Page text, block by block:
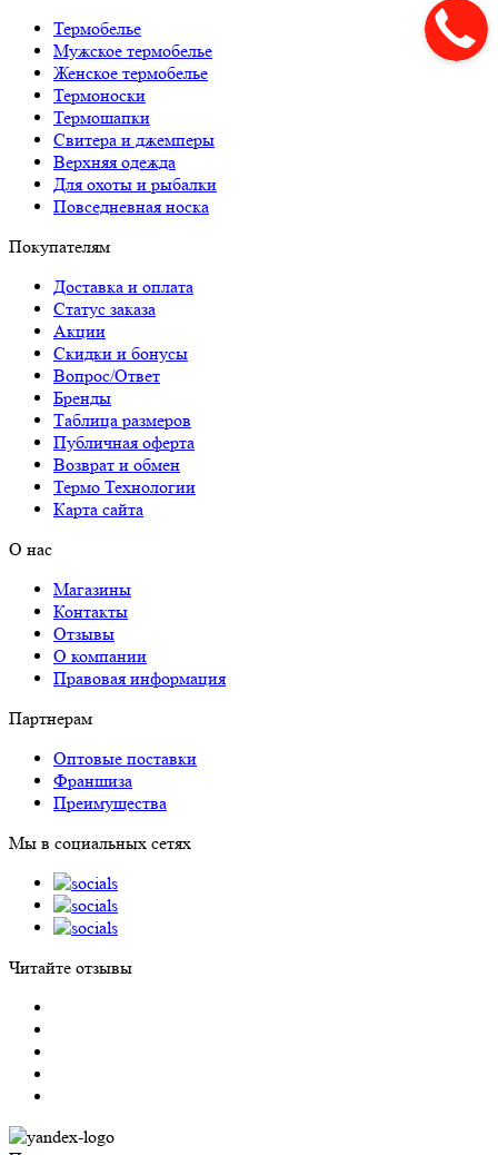
Термобелье
Мужское термобелье
Женское термобелье
Термоноски
Термошапки
Свитера и джемперы
Верхняя одежда
Для охоты и рыбалки
Повседневная носка
Покупателям
Доставка и оплата
Статус заказа
Акции
Скидки и бонусы
Вопрос/Ответ
Бренды
Таблица размеров
Публичная оферта
Возврат и обмен
Термо Технологии
Карта сайта
О нас
Магазины
Контакты
Отзывы
О компании
Правовая информация
Партнерам
Оптовые поставки
Франшиза
Преимущества
Мы в социальных сетях
Читайте отзывы